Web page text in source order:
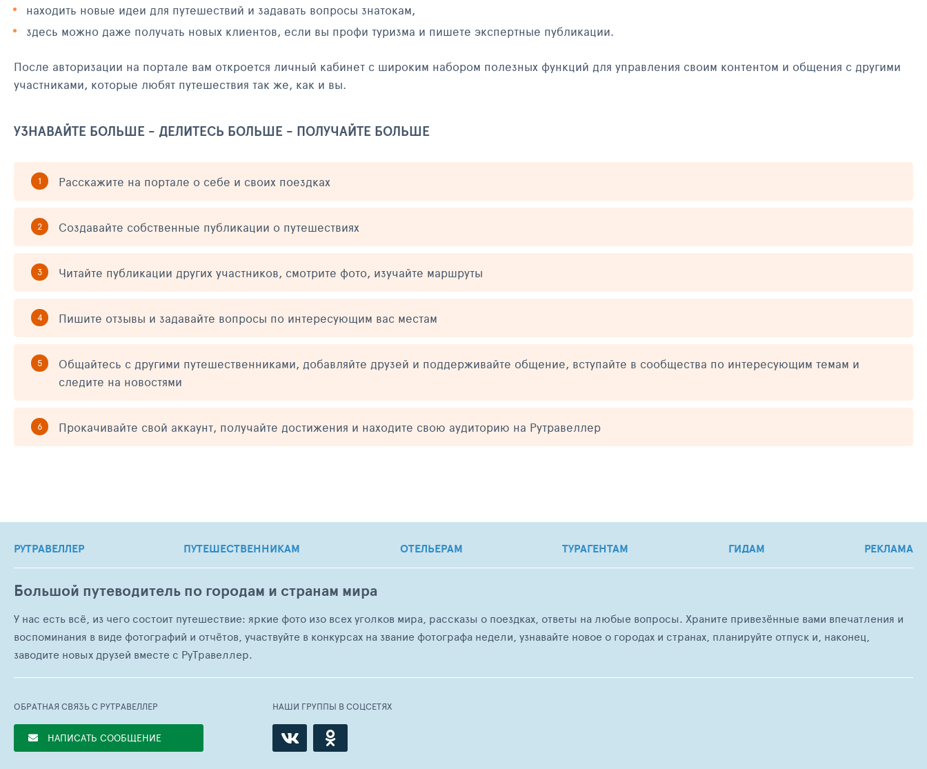
находить новые идеи для путешествий и задавать вопросы знатокам,
здесь можно даже получать новых клиентов, если вы профи туризма и пишете экспертные публикации.
После авторизации на портале вам откроется личный кабинет с широким набором полезных функций для управления своим контентом и общения с другими
участниками, которые любят путешествия так же, как и вы.
УЗНАВАЙТЕ БОЛЬШЕ - ДЕЛИТЕСЬ БОЛЬШЕ - ПОЛУЧАЙТЕ БОЛЬШЕ
Расскажите на портале о себе и своих поездках
Создавайте собственные публикации о путешествиях
Читайте публикации других участников, смотрите фото, изучайте маршруты
Пишите отзывы и задавайте вопросы по интересующим вас местам
Общайтесь с другими путешественниками, добавляйте друзей и поддерживайте общение, вступайте в сообщества по интересующим темам и
следите на новостями
Прокачивайте свой аккаунт, получайте достижения и находите свою аудиторию на Рутравеллер
РУТРАВЕЛЛЕР ПУТЕШЕСТВЕННИКАМ ОТЕЛЬЕРАМ ТУРАГЕНТАМ ГИДАМ РЕКЛАМА
Большой путеводитель по городам и странам мира
У нас есть всё, из чего состоит путешествие: яркие фото изо всех уголков мира, рассказы о поездках, ответы на любые вопросы. Храните привезённые вами впечатления и
воспоминания в виде фотографий и отчётов, участвуйте в конкурсах на звание фотографа недели, узнавайте новое о городах и странах, планируйте отпуск и, наконец,
заводите новых друзей вместе с РуТравеллер.
ОБРАТНАЯ СВЯЗЬ С РУТРАВЕЛЛЕР
НАПИСАТЬ СООБЩЕНИЕ
НАШИ ГРУППЫ В СОЦСЕТЯХ